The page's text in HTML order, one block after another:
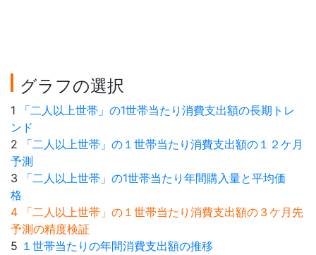
グラフの選択
1
「二人以上世帯」の1世帯当たり消費支出額の長期トレ
ンド
2
「二人以上世帯」の１世帯当たり消費支出額の１２ケ月
予測
3
「二人以上世帯」の1世帯当たり年間購入量と平均価
格
4 「二人以上世帯」の１世帯当たり消費支出額の３ケ月先
予測の精度検証
5 １世帯当たりの年間消費支出額の推移